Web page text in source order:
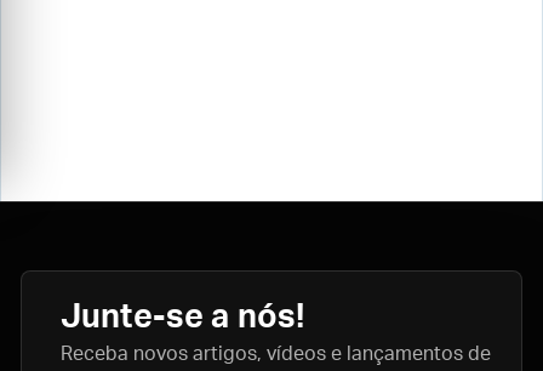
Junte-se a nós!
Receba novos artigos, vídeos e lançamentos de